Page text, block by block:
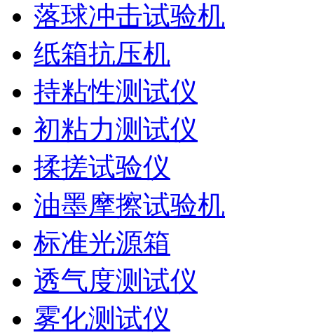
落球冲击试验机
纸箱抗压机
持粘性测试仪
初粘力测试仪
揉搓试验仪
油墨摩擦试验机
标准光源箱
透气度测试仪
雾化测试仪